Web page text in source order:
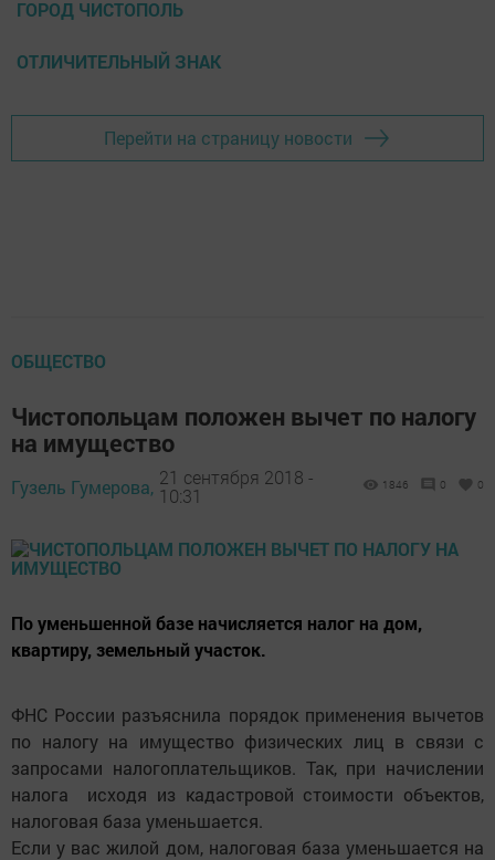
ГОРОД ЧИСТОПОЛЬ
ОТЛИЧИТЕЛЬНЫЙ ЗНАК
Перейти на страницу новости
ОБЩЕСТВО
Чистопольцам положен вычет по налогу
на имущество
Гузель Гумерова, 21 сентября 2018 -
10:31
1846 0 0
По уменьшенной базе начисляется налог на дом,
квартиру, земельный участок.
ФНС России разъяснила порядок применения вычетов
по налогу на имущество физических лиц в связи с
запросами налогоплательщиков. Так, при начислении
налога исходя из кадастровой стоимости объектов,
налоговая база уменьшается.
Если у вас жилой дом, налоговая база уменьшается на